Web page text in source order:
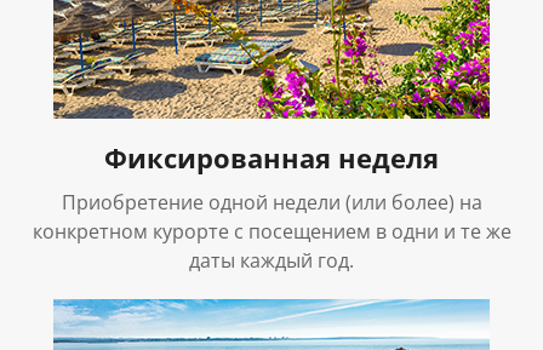
Фиксированная неделя
Приобретение одной недели (или более) на
конкретном курорте с посещением в одни и те же
даты каждый год.